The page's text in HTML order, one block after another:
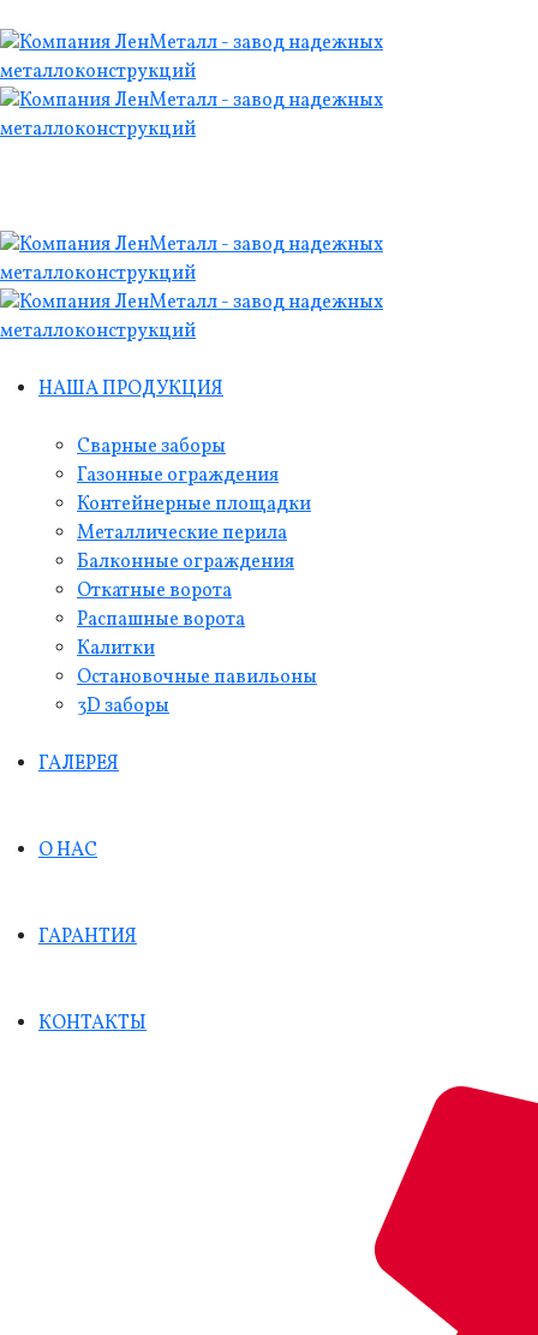
НАША ПРОДУКЦИЯ
Сварные заборы
Газонные ограждения
Контейнерные площадки
Металлические перила
Балконные ограждения
Откатные ворота
Распашные ворота
Калитки
Остановочные павильоны
3D заборы
ГАЛЕРЕЯ
О НАС
ГАРАНТИЯ
КОНТАКТЫ